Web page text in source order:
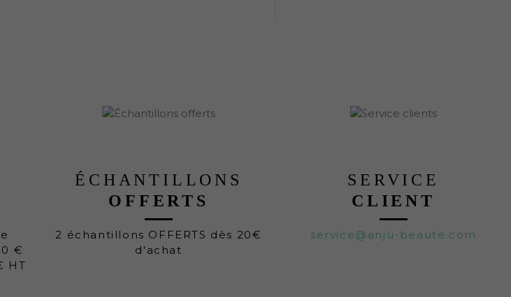
€
HT
ÉCHANTILLONS
OFFERTS
2 échantillons OFFERTS dès 20€
d'achat
SERVICE
CLIENT
service@anju-beaute.com